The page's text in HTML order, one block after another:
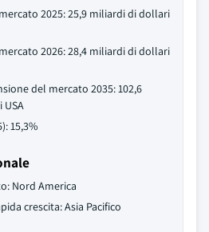
2025: 25,9 miliardi di dollari
2026: 28,4 miliardi di dollari
del mercato 2035: 102,6
15,3%
Nord America
crescita: Asia Pacifico